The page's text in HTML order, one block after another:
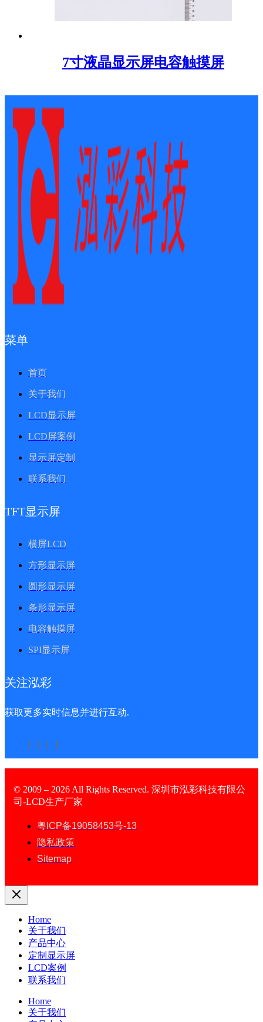
7寸液晶显示屏电容触摸屏
菜单
首页
关于我们
LCD显示屏
LCD屏案例
显示屏定制
联系我们
TFT显示屏
横屏LCD
方形显示屏
圆形显示屏
条形显示屏
电容触摸屏
SPI显示屏
关注泓彩
获取更多实时信息并进行互动.
© 2009 – 2026 All Rights Reserved. 深圳市泓彩科技有限公
司-LCD生产厂家
粤ICP备19058453号-13
隐私政策
Sitemap
Home
关于我们
产品中心
定制显示屏
LCD案例
联系我们
Home
关于我们